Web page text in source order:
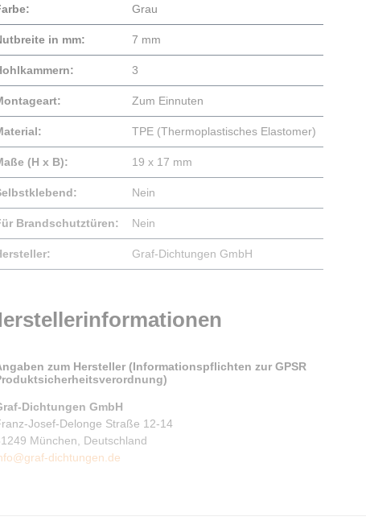
Grau
in mm: 7 mm
3
Zum Einnuten
TPE (Thermoplastisches Elastomer)
(H x B): 19 x 17 mm
Nein
Brandschutztüren: Nein
Graf-Dichtungen GmbH
zum Hersteller (Informationspflichten zur GPSR
Dichtungen GmbH
Josef-Delonge Straße 12-14
München, Deutschland
dichtungen.de